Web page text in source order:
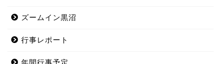
ズームイン黒沼
行事レポート
年間行事予定